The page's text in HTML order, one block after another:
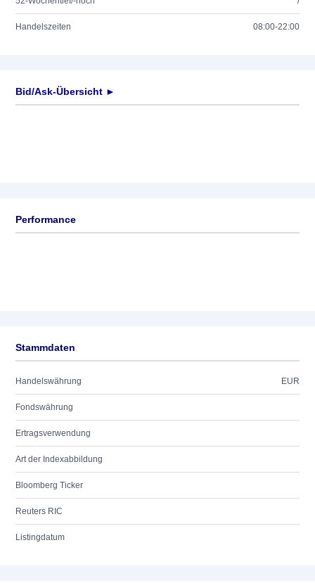
Handelszeiten 08:00-22:00
Bid/Ask-Übersicht ►
Performance
Stammdaten
Handelswährung EUR
Fondswährung
Ertragsverwendung
Art der Indexabbildung
Bloomberg Ticker
Reuters RIC
Listingdatum